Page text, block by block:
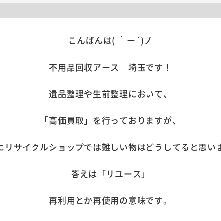
こんばんは( ｀ー´)ノ
不用品回収アース 埼玉です！
遺品整理や生前整理において、
「高価買取」を行っておりますが、
リサイクルショップでは難しい物はどうしてると思い
答えは「リユース」
再利用とか再使用の意味です。